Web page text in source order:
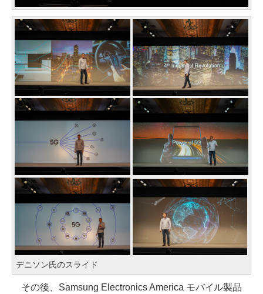
デニソン氏のスライド
その後、Samsung Electronics America モバイル製品